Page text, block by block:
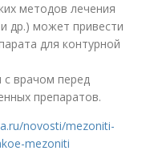
методов лечения
др.) может привести
для контурной
с врачом перед
препаратов.
novosti/mezoniti-
mezoniti